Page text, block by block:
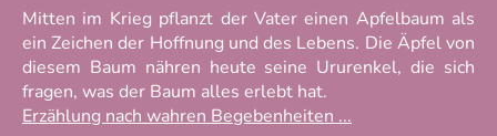
Mitten im Krieg pflanzt der Vater einen Apfelbaum als
ein Zeichen der Hoffnung und des Lebens. Die Äpfel von
diesem Baum nähren heute seine Ururenkel, die sich
fragen, was der Baum alles erlebt hat.
Erzählung nach wahren Begebenheiten ...